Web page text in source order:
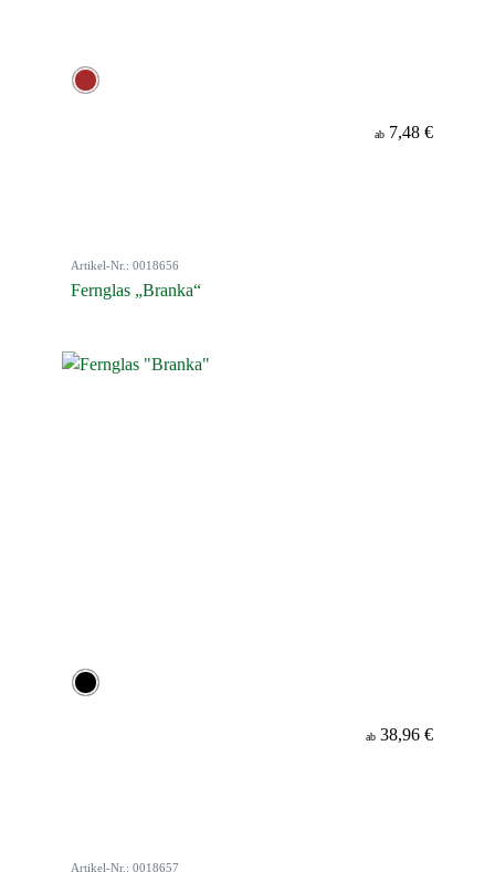
ab 7,48 €
Artikel-Nr.: 0018656
Fernglas „Branka“
ab 38,96 €
Artikel-Nr.: 0018657